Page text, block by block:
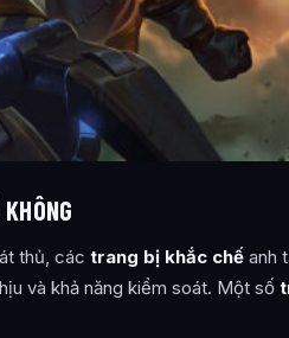
thủ, các trang bị khắc chế anh
và khả năng kiểm soát. Một số